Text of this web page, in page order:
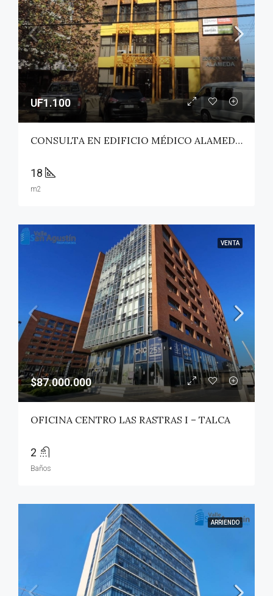
UF1.100
CONSULTA EN EDIFICIO MÉDICO ALAMEDA – TALCA
18
m2
VENTA
$87.000.000
OFICINA CENTRO LAS RASTRAS I – TALCA
2
Baños
ARRIENDO